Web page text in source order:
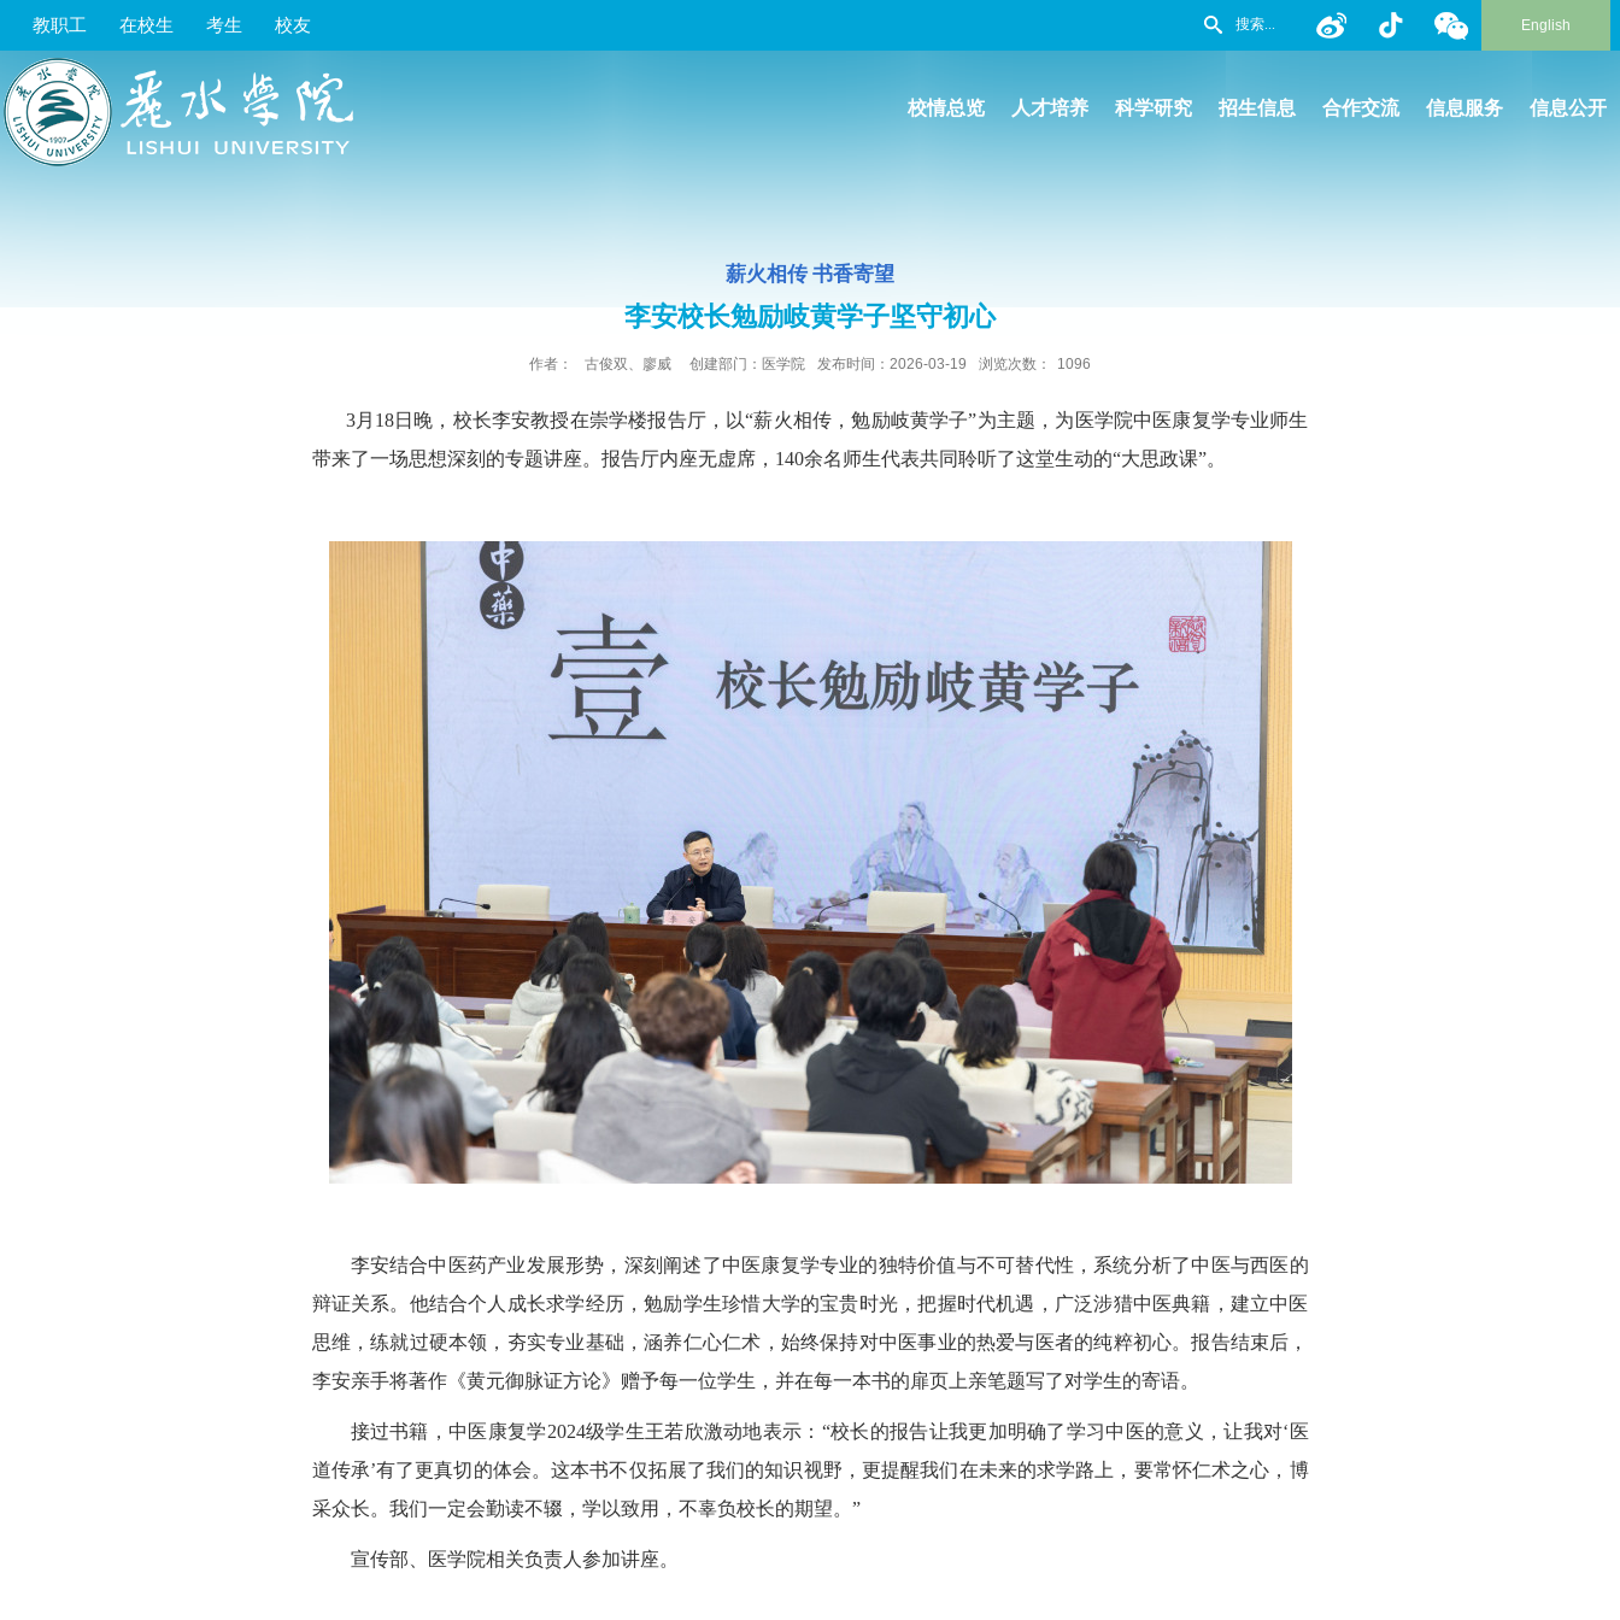
教职工 在校生 考生 校友 English
校情总览 人才培养 科学研究 招生信息 合作交流 信息服务 信息公开
薪火相传 书香寄望
李安校长勉励岐黄学子坚守初心
作者： 古俊双、廖威 创建部门：医学院 发布时间：2026-03-19 浏览次数： 1096
3月18日晚，校长李安教授在崇学楼报告厅，以“薪火相传，勉励岐黄学子”为主题，为医学院中医康复学专业师生
带来了一场思想深刻的专题讲座。报告厅内座无虚席，140余名师生代表共同聆听了这堂生动的“大思政课”。
李安结合中医药产业发展形势，深刻阐述了中医康复学专业的独特价值与不可替代性，系统分析了中医与西医的
辩证关系。他结合个人成长求学经历，勉励学生珍惜大学的宝贵时光，把握时代机遇，广泛涉猎中医典籍，建立中医
思维，练就过硬本领，夯实专业基础，涵养仁心仁术，始终保持对中医事业的热爱与医者的纯粹初心。报告结束后，
李安亲手将著作《黄元御脉证方论》赠予每一位学生，并在每一本书的扉页上亲笔题写了对学生的寄语。
接过书籍，中医康复学2024级学生王若欣激动地表示：“校长的报告让我更加明确了学习中医的意义，让我对‘医
道传承’有了更真切的体会。这本书不仅拓展了我们的知识视野，更提醒我们在未来的求学路上，要常怀仁术之心，博
采众长。我们一定会勤读不辍，学以致用，不辜负校长的期望。”
宣传部、医学院相关负责人参加讲座。